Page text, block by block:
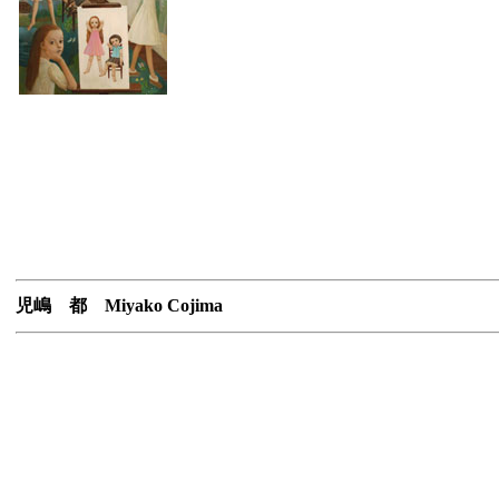
児嶋 都 Miyako Cojima